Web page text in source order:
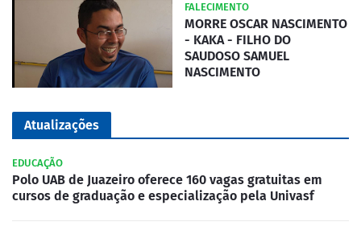
FALECIMENTO
MORRE OSCAR NASCIMENTO
- KAKA - FILHO DO
SAUDOSO SAMUEL
NASCIMENTO
Atualizações
EDUCAÇÃO
Polo UAB de Juazeiro oferece 160 vagas gratuitas em
cursos de graduação e especialização pela Univasf